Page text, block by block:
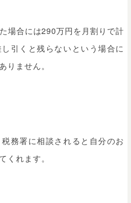
場合には290万円を月割りで計
引くと残らないという場合に
りません。
務署に相談されると自分のお
くれます。